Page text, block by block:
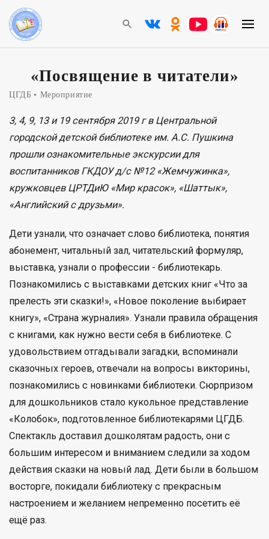
«Посвящение в читатели»
ЦГДБ Мероприятие
3, 4, 9, 13 и 19 сентября 2019 г в Центральной
городской детской библиотеке им. А.С. Пушкина
прошли ознакомительные экскурсии для
воспитанников ГКДОУ д/с №12 «Жемчужинка»,
кружковцев ЦРТДиЮ «Мир красок», «Шаттык»,
«Английский с друзьми».
Дети узнали, что означает слово библиотека, понятия
абонемент, читальный зал, читательский формуляр,
выставка, узнали о профессии - библиотекарь.
Познакомились с выставками детских книг «Что за
прелесть эти сказки!», «Новое поколение выбирает
книгу», «Страна журналия». Узнали правила обращения
с книгами, как нужно вести себя в библиотеке. С
удовольствием отгадывали загадки, вспоминали
сказочных героев, отвечали на вопросы викторины,
познакомились с новинками библиотеки. Сюрпризом
для дошкольников стало кукольное представление
«Колобок», подготовленное библиотекарями ЦГДБ.
Спектакль доставил дошколятам радость, они с
большим интересом и вниманием следили за ходом
действия сказки на новый лад. Дети были в большом
восторге, покидали библиотеку с прекрасным
настроением и желанием непременно посетить её
ещё раз.